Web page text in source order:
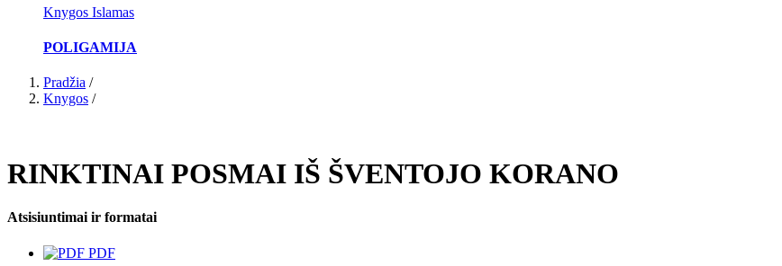
Knygos Islamas
POLIGAMIJA
Pradžia /
Knygos /
RINKTINAI POSMAI IŠ ŠVENTOJO KORANO
Atsisiuntimai ir formatai
PDF